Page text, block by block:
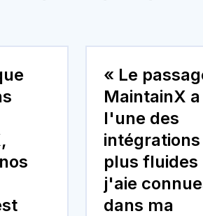
« Le
MaintainX
l'une des
plus fluides
j'aie
dans ma